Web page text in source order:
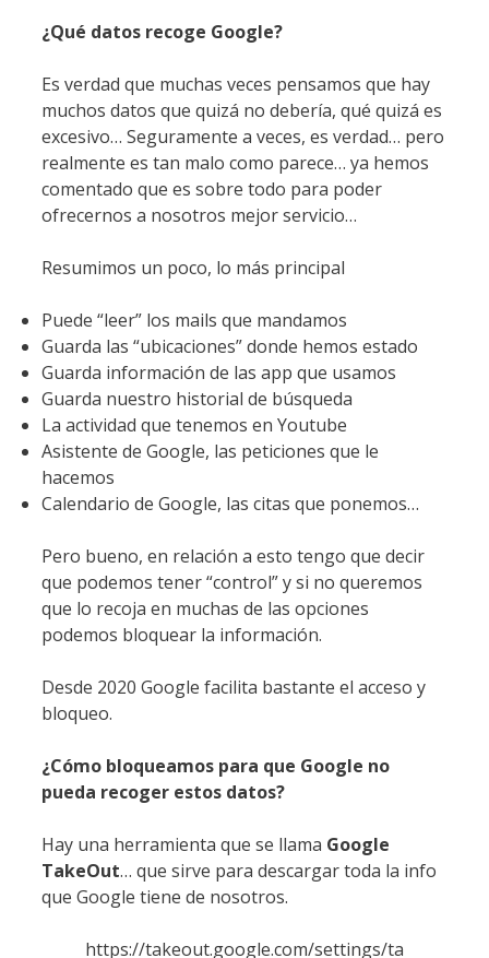
¿Qué datos recoge Google?
Es verdad que muchas veces pensamos que hay
muchos datos que quizá no debería, qué quizá es
excesivo… Seguramente a veces, es verdad… pero
realmente es tan malo como parece… ya hemos
comentado que es sobre todo para poder
ofrecernos a nosotros mejor servicio…
Resumimos un poco, lo más principal
Puede “leer” los mails que mandamos
Guarda las “ubicaciones” donde hemos estado
Guarda información de las app que usamos
Guarda nuestro historial de búsqueda
La actividad que tenemos en Youtube
Asistente de Google, las peticiones que le
hacemos
Calendario de Google, las citas que ponemos…
Pero bueno, en relación a esto tengo que decir
que podemos tener “control” y si no queremos
que lo recoja en muchas de las opciones
podemos bloquear la información.
Desde 2020 Google facilita bastante el acceso y
bloqueo.
¿Cómo bloqueamos para que Google no
pueda recoger estos datos?
Hay una herramienta que se llama Google
TakeOut… que sirve para descargar toda la info
que Google tiene de nosotros.
https://takeout.google.com/settings/ta